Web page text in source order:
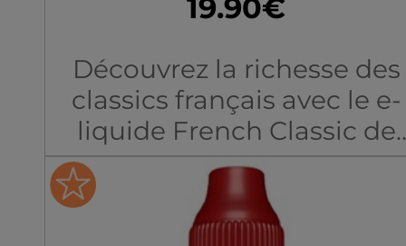
19.90€
Découvrez la richesse des
classics français avec le e-
liquide French Classic de
Montreal Original, une
mixture divine qui
à tous les adeptes de